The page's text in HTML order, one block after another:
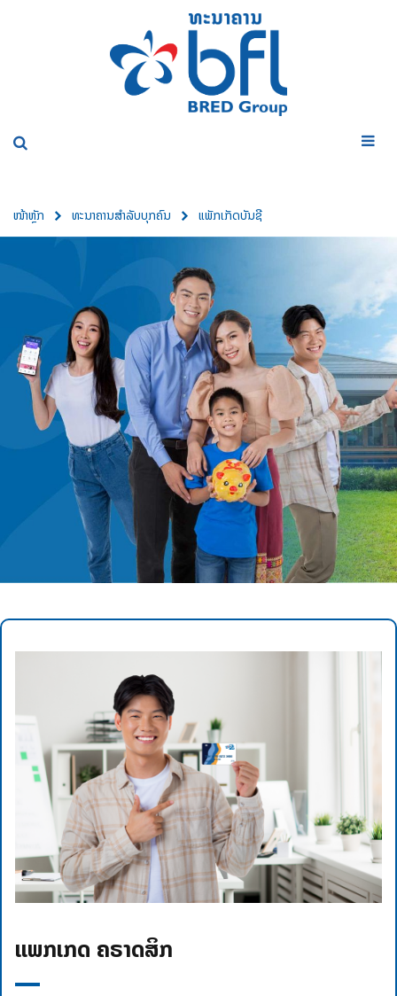
ໜ້າຫຼັກ ທະນາຄານສໍາລັບບຸກຄົນ ແພັກເກັດບັນຊີ
ແພັກເກັດ ຄຣາດສິກ